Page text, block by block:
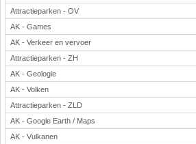
Attractieparken - OV
AK - Games
AK - Verkeer en vervoer
Attractieparken - ZH
AK - Geologie
AK - Volken
Attractieparken - ZLD
AK - Google Earth / Maps
AK - Vulkanen